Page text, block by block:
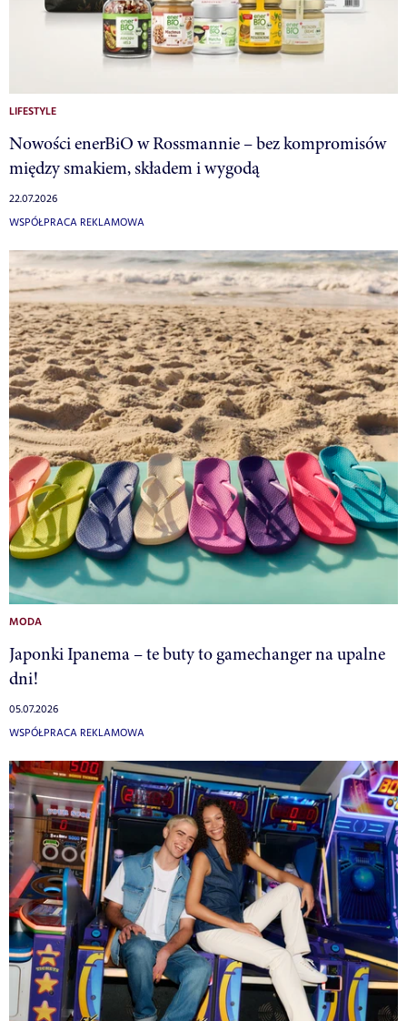
LIFESTYLE
Nowości enerBiO w Rossmannie – bez kompromisów
między smakiem, składem i wygodą
22.07.2026
WSPÓŁPRACA REKLAMOWA
MODA
Japonki Ipanema – te buty to gamechanger na upalne
dni!
05.07.2026
WSPÓŁPRACA REKLAMOWA